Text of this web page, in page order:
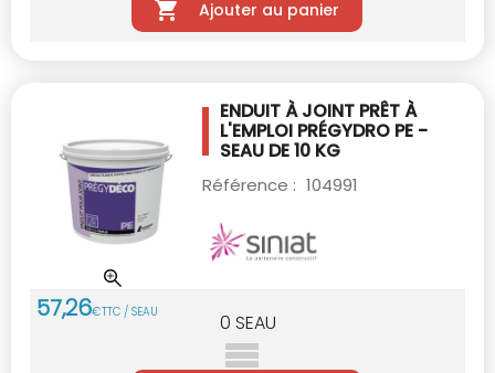
Ajouter au panier
ENDUIT À JOINT PRÊT À
L'EMPLOI PRÉGYDRO PE -
SEAU DE 10 KG
Référence : 104991
57,26€TTC / SEAU 0 SEAU